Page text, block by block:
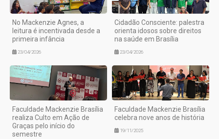
No Mackenzie Agnes, a
leitura é incentivada desde a
primeira infância
23/04/2026
Cidadão Consciente: palestra
orienta idosos sobre direitos
na saúde em Brasília
23/04/2026
Faculdade Mackenzie Brasília
realiza Culto em Ação de
Graças pelo início do
semestre
Faculdade Mackenzie Brasília
celebra nove anos de história
19/11/2025